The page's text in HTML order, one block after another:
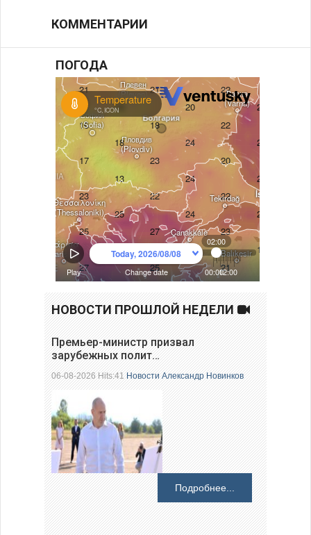
КОММЕНТАРИИ
ПОГОДА
НОВОСТИ ПРОШЛОЙ НЕДЕЛИ
Премьер-министр призвал
зарубежных полит…
06-08-2026 Hits:41Новости Александр Новинков
Подробнее...